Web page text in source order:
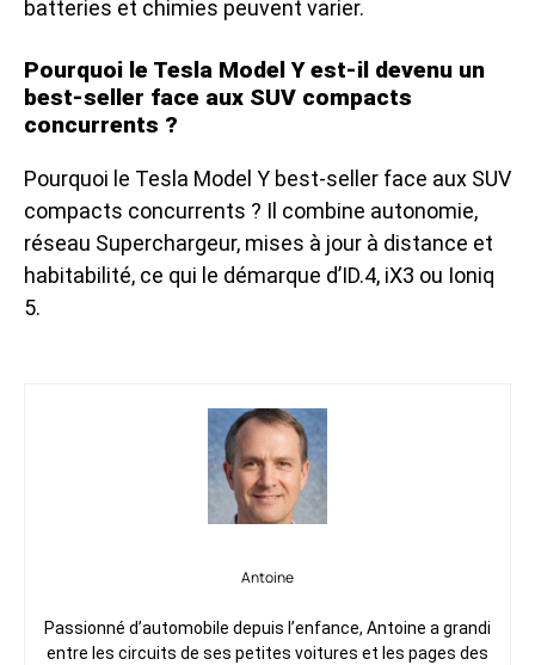
batteries et chimies peuvent varier.
Pourquoi le Tesla Model Y est-il devenu un
best-seller face aux SUV compacts
concurrents ?
Pourquoi le Tesla Model Y best-seller face aux SUV
compacts concurrents ? Il combine autonomie,
réseau Superchargeur, mises à jour à distance et
habitabilité, ce qui le démarque d’ID.4, iX3 ou Ioniq
5.
Antoine
Passionné d’automobile depuis l’enfance, Antoine a grandi
entre les circuits de ses petites voitures et les pages des